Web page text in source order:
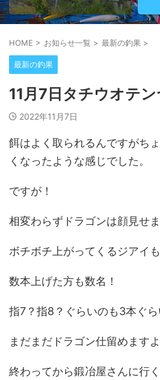
HOME > お知らせ一覧 > 最新の釣果 >
最新の釣果
11月7日タチウオテン
2022年11月7日
餌はよく取られるんですがち
くなったような感じでした。
ですが！
相変わらずドラゴンは顔見せま
ボチボチ上がってくるジアイ
数本上げた方も数名！
指7？指8？ぐらいのも3本ぐら
まだまだドラゴン仕留めますよ
終わってから鍛冶屋さんに行